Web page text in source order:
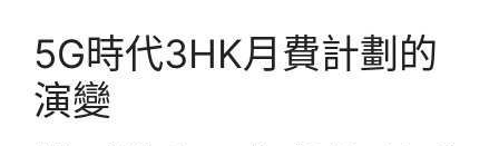
5G時代3HK月費計劃的
演變